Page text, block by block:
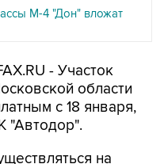
М-4 "Дон" вложат
- Участок
области
с 18 января,
"Автодор".
на